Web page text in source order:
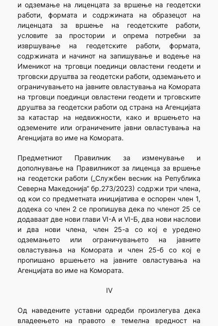
и одземање на лиценцата за вршење на геодетски
работи, формата и содржината на образецот на
лиценцата за вршење на геодетските работи,
условите за простории и опрема потребни за
извршување на геодетските работи, формата,
содржината и начинот на запишување и водење на
Именикот на трговци поединци овластени геодети и
трговски друштва за геодетски работи, одземањето и
ограничувањето на јавните овластувања на Комората
на трговци поединци овластени геодети и трговските
друштва за геодетски работи од страна на Агенцијата
за катастар на недвижности, како и вршењето на
одземените или ограничените јавни овластувања на
Агенцијата во име на Комората.
Предметниот Правилник за изменување и
дополнување на Правилникот за лиценца за вршење
на геодетски работи („Службен весник на Република
Северна Македонија“ бр.273/2023) содржи три члена,
од кои со предметната иницијатива е оспорен член 1,
додека со член 2 се пропишува дека по членот 25 се
додаваат две нови глави VI-А и VI-Б, два нови наслови
и два нови члена, член 25-а со кој е уредено
одземањето или ограничувањето на јавните
овластувања на Комората и член 25-б со кој е
пропишано вршењето на јавните овластувања на
Агенцијата во име на Комората.
IV
Oд наведените уставни одредби произлегува дека
владеењето на правото е темелна вредност на